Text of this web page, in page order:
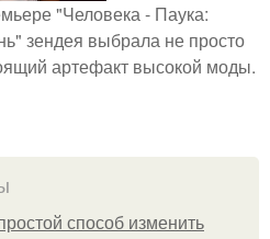
"Человека - Паука:
зендея выбрала не просто
артефакт высокой моды.
способ изменить